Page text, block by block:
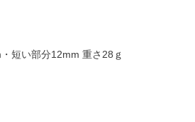
短い部分12mm 重さ28ｇ